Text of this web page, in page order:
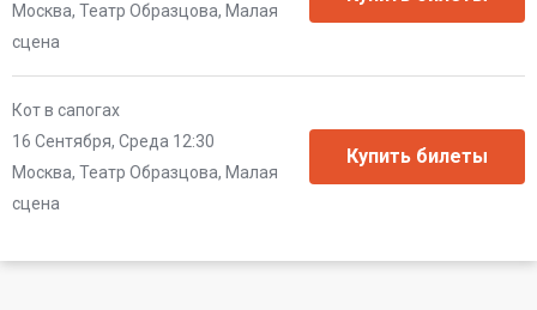
Москва, Театр Образцова, Малая
сцена
Кот в сапогах
16 Сентября, Среда 12:30
Москва, Театр Образцова, Малая
сцена